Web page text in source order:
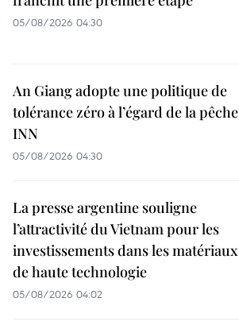
05/08/2026 04:30
An Giang adopte une politique de
tolérance zéro à l’égard de la pêche
INN
05/08/2026 04:30
La presse argentine souligne
l’attractivité du Vietnam pour les
investissements dans les matériaux
de haute technologie
05/08/2026 04:02